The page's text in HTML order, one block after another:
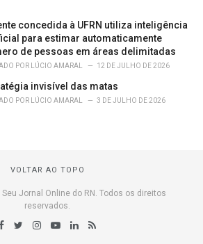
concedida à UFRN utiliza inteligência
para estimar automaticamente
de pessoas em áreas delimitadas
POR LÚCIO AMARAL 12 DE JULHO DE 2026
invisível das matas
POR LÚCIO AMARAL 3 DE JULHO DE 2026
VOLTAR AO TOPO
Seu Jornal Online do RN. Todos os direitos
reservados.